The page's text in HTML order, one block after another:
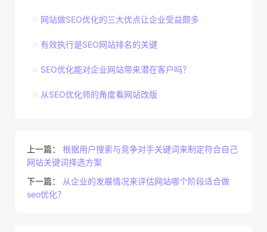
网站做SEO优化的三大优点让企业受益颇多
有效执行是SEO网站排名的关键
SEO优化能对企业网站带来潜在客户吗？
从SEO优化师的角度看网站改版
上一篇： 根据用户搜索与竞争对手关键词来制定符合自己
网站关键词择选方案
下一篇：
从企业的发展情况来评估网站哪个阶段适合做
seo优化？